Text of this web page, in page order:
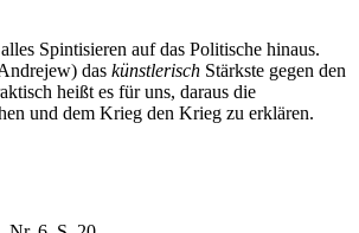
Spintisieren auf das Politische hinaus.
das künstlerisch Stärkste gegen den
heißt es für uns, daraus die
und dem Krieg den Krieg zu erklären.